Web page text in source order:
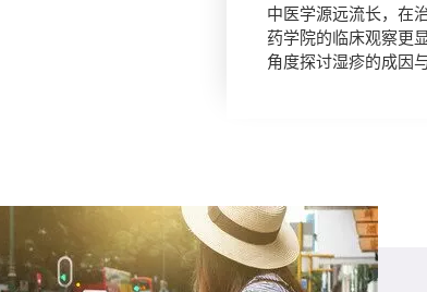
中医学源远流长，在
药学院的临床观察更
角度探讨湿疹的成因